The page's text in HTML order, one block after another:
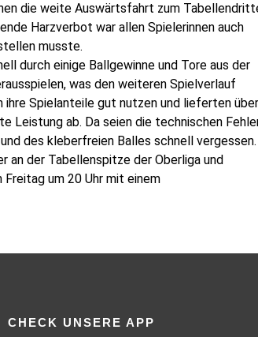
die weite Auswärtsfahrt zum
Harzverbot war allen Spielerinnen auch
musste.
durch einige Ballgewinne und Tore aus der
was den weiteren Spielverlauf
Spielanteile gut nutzen und lieferten über
Leistung ab. Da seien die technischen
des kleberfreien Balles schnell vergessen.
an der Tabellenspitze der Oberliga und
um 20 Uhr mit einem
CHECK UNSERE APP